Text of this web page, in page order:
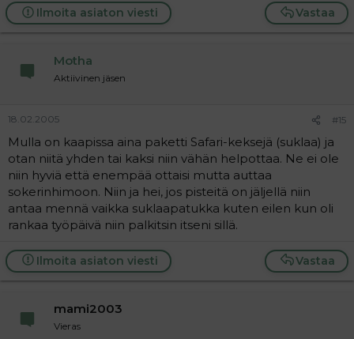
Vastaa
Ilmoita asiaton viesti
Motha
Aktiivinen jäsen
18.02.2005 #15
Mulla on kaapissa aina paketti Safari-keksejä (suklaa) ja
otan niitä yhden tai kaksi niin vähän helpottaa. Ne ei ole
niin hyviä että enempää ottaisi mutta auttaa
sokerinhimoon. Niin ja hei, jos pisteitä on jäljellä niin
antaa mennä vaikka suklaapatukka kuten eilen kun oli
rankaa työpäivä niin palkitsin itseni sillä.
Vastaa
Ilmoita asiaton viesti
mami2003
Vieras